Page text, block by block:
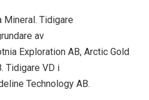
Mineral. Tidigare
av
Exploration AB, Arctic Gold
Tidigare VD i
Technology AB.